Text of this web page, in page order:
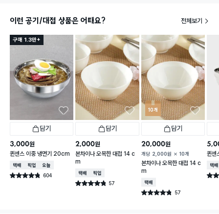
이런 공기/대접 상품은 어때요? 전체보기
구매 1.3만+
담기
3,000원
퀸센스 이중 냉면기 20cm
택배배송매장픽업오늘배송
별점 4.8점 604
건 작성
담기
2,000원
본차이나 오목한 대접 14 c
m
택배배송매장픽업
별점 4.8점 57
건 작성
10개
담기
20,000원
개당 2,000원 10개
본차이나 오목한 대접 14 c
m
택배배송
별점 4.8점 57
건 작성
퀸센
택배
별점